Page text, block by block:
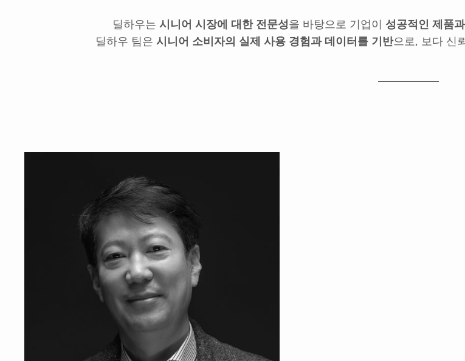
딜하우는 시니어 시장에 대한 전문성을 바탕으로 기업이 성공적인 제품
딜하우 팀은 시니어 소비자의 실제 사용 경험과 데이터를 기반으로, 보다 신